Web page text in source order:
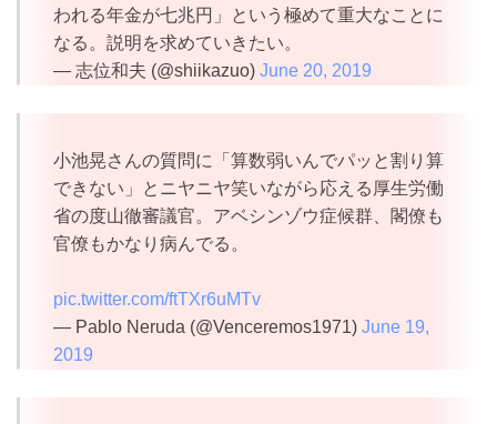
われる年金が七兆円」という極めて重大なことに
なる。説明を求めていきたい。
— 志位和夫 (@shiikazuo) June 20, 2019
小池晃さんの質問に「算数弱いんでパッと割り算
できない」とニヤニヤ笑いながら応える厚生労働
省の度山徹審議官。アベシンゾウ症候群、閣僚も
官僚もかなり病んでる。
pic.twitter.com/ftTXr6uMTv
— Pablo Neruda (@Venceremos1971) June 19,
2019